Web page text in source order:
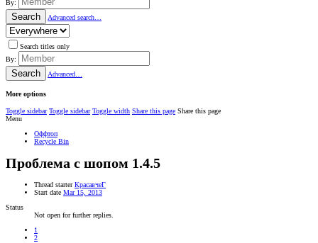
By:
Search Advanced search…
Search titles only
By:
Search Advanced…
More options
Toggle sidebar Toggle sidebar Toggle width Share this page Share this page
Menu
Оффтоп
Recycle Bin
Проблема с шопом 1.4.5
Thread starter КрасавчеГ
Start date Mar 15, 2013
Status
Not open for further replies.
1
2